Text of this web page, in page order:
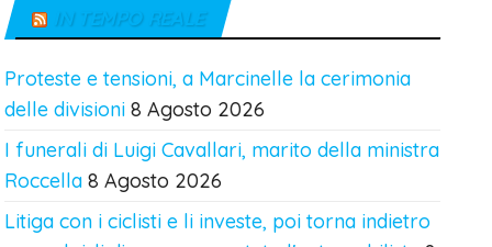
IN TEMPO REALE
Proteste e tensioni, a Marcinelle la cerimonia
delle divisioni 8 Agosto 2026
I funerali di Luigi Cavallari, marito della ministra
Roccella 8 Agosto 2026
Litiga con i ciclisti e li investe, poi torna indietro